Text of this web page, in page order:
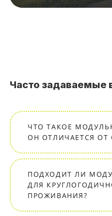
Часто задаваемые
ЧТО ТАКОЕ
ОН ОТЛИЧАЕТСЯ ОТ
ПОДХОДИТ ЛИ
ДЛЯ
ПРОЖИВАНИЯ?